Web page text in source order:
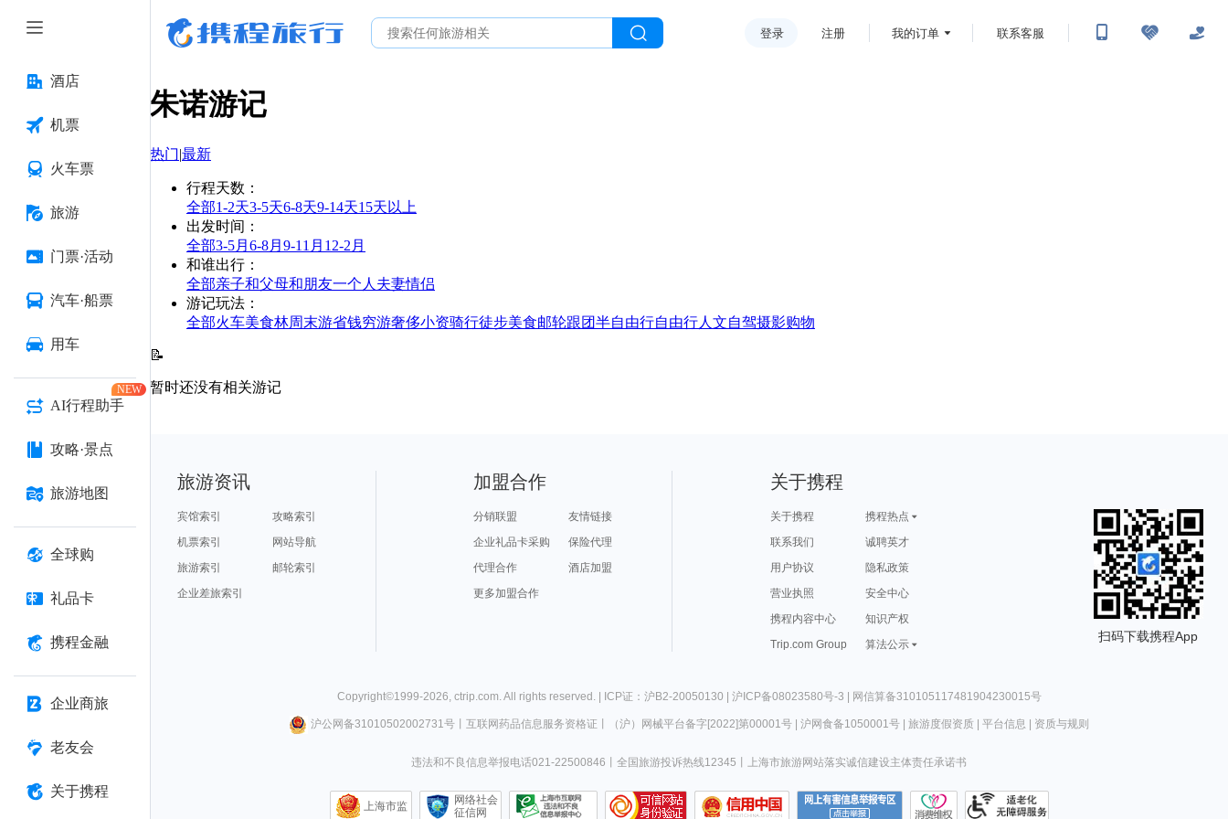
酒店
机票
火车票
旅游
门票·活动
汽车·船票
用车
AI行程助手
NEW
攻略·景点
旅游地图
全球购
礼品卡
携程金融
企业商旅
老友会
关于携程
登录 注册 我的订单 联系客服
朱诺游记
热门|最新
行程天数 ：
全部1-2天3-5天6-8天9-14天15天以上
出发时间 ：
全部3-5月 6-8月 9-11月 12-2月
和谁出行 ：
全部亲子和父母和朋友一个人 夫妻情侣
游记玩法 ：
全部火车美食林周末游省钱穷游奢侈小资骑行徒步美食邮轮跟团半自由行自由行人文自驾摄影购物
📝
暂时还没有相关游记
旅游资讯
宾馆索引
攻略索引
机票索引
网站导航
旅游索引
邮轮索引
企业差旅索引
加盟合作
分销联盟
友情链接
企业礼品卡采购
保险代理
代理合作
酒店加盟
更多加盟合作
关于携程
关于携程
携程热点
联系我们
诚聘英才
用户协议
隐私政策
营业执照
安全中心
携程内容中心
知识产权
Trip.com Group
算法公示
扫码下载携程App
Copyright©1999-2026, ctrip.com. All rights reserved. | ICP证：沪B2-20050130 | 沪ICP备08023580号-3 | 网信算备310105117481904230015号
沪公网备31010502002731号丨 互联网药品信息服务资格证 （沪）网械平台备字[2022]第00001号| 沪网食备1050001号| 旅游度假资质| 平台信息 资质与规则
违法和不良信息举报电话021-22500846 全国旅游投诉热线12345 上海市旅游网站落实诚信建设主体责任承诺书
上海市监
网络社会
征信网